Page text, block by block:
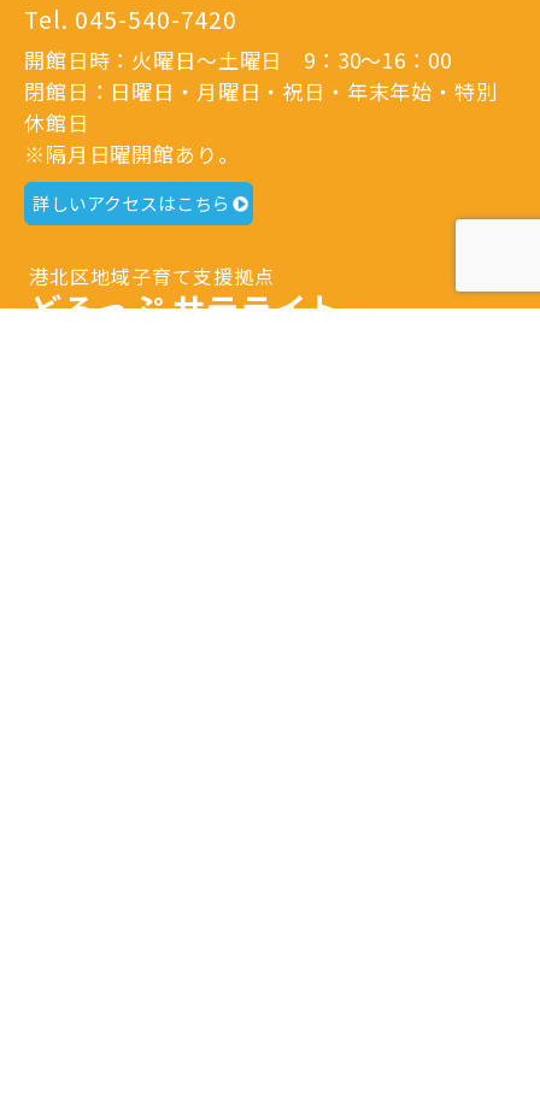
Tel. 045-540-7420
開館日時：火曜日～土曜日 9：30～16：00
閉館日：日曜日・月曜日・祝日・年末年始・特別
休館日
※隔月日曜開館あり。
詳しいアクセスはこちら
港北区地域子育て支援拠点
どろっぷ サテライト